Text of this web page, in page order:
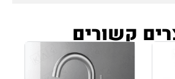
קשורים